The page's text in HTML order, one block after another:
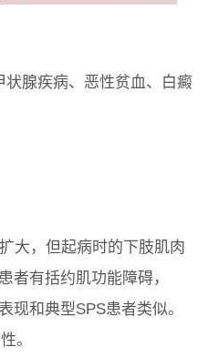
状腺疾病、恶性贫血、白癜
大，但起病时的下肢肌肉
者有括约肌功能障碍，
现和典型SPS患者类似。
。